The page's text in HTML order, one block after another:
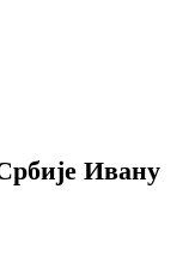
Ивану